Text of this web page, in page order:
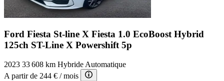
Ford Fiesta St-line X Fiesta 1.0 EcoBoost Hybrid
125ch ST-Line X Powershift 5p
2023 33 608 km Hybride Automatique
A partir de 244 € / mois